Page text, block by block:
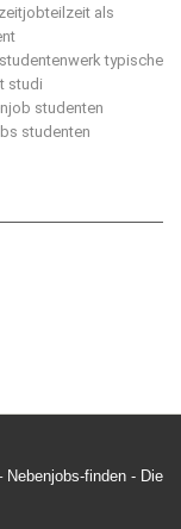
als
typische
studi
studenten
studenten
finden - Die